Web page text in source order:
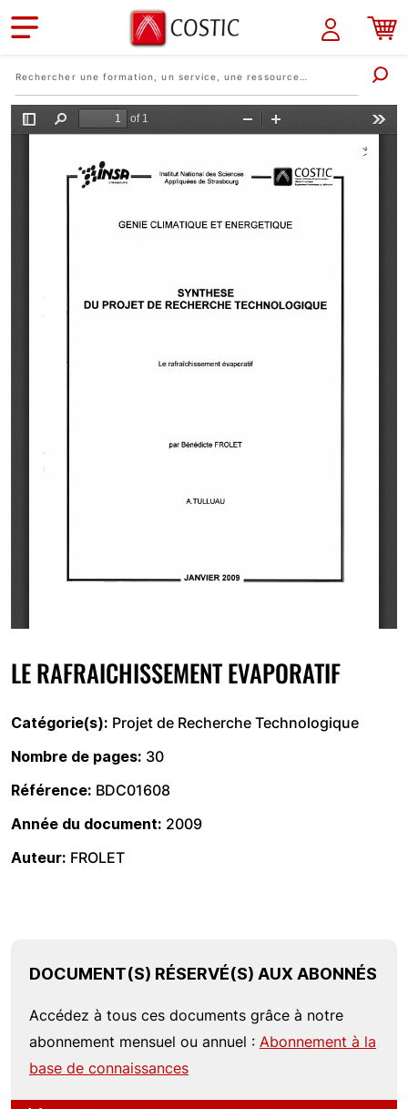
Aller au contenu principal
LE RAFRAICHISSEMENT EVAPORATIF
Catégorie(s) Projet de Recherche Technologique
Nombre de pages 30
Référence BDC01608
Année du document 2009
Auteur FROLET
DOCUMENT(S) RÉSERVÉ(S) AUX ABONNÉS
Accédez à tous ces documents grâce à notre
abonnement mensuel ou annuel : Abonnement à la
base de connaissances